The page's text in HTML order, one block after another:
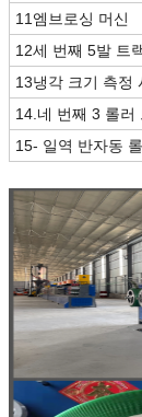
11엠브로싱 머신
12세 번째 5발 트
13냉각 크기 측정
14.네 번째 3 롤러
15- 일역 반자동